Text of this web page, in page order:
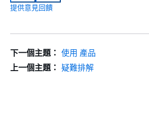
提供意見回饋
下一個主題： 使用 產品
上一個主題： 疑難排解